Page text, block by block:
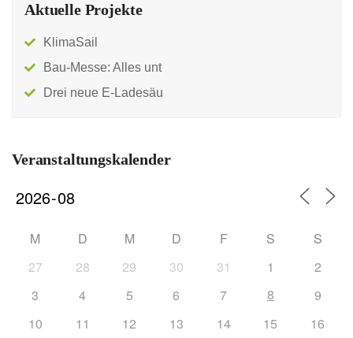
Aktuelle Projekte
KlimaSail
Bau-Messe: Alles unt
Drei neue E-Ladesäu
Veranstaltungskalender
M D M D F S
S
27
28 29 30 31 1
2
3
4 5 6 7 8
9
10
11 12 13 14 15
16